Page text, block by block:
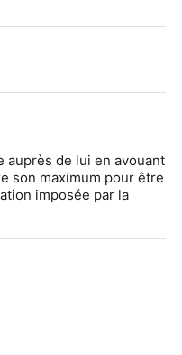
auprès de lui en avouant
son maximum pour être
imposée par la